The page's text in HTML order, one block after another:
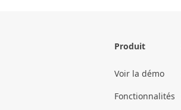
Produit
Voir la démo
Fonctionnalités